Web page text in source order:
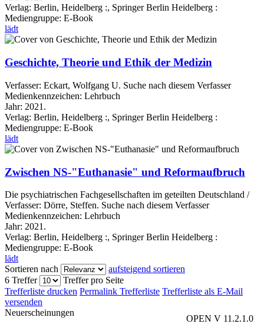
Verlag: Berlin, Heidelberg :, Springer Berlin Heidelberg :
Mediengruppe: E-Book
lädt
Geschichte, Theorie und Ethik der Medizin
Verfasser: Eckart, Wolfgang U. Suche nach diesem Verfasser
Medienkennzeichen: Lehrbuch
Jahr: 2021.
Verlag: Berlin, Heidelberg :, Springer Berlin Heidelberg :
Mediengruppe: E-Book
lädt
Zwischen NS-"Euthanasie" und Reformaufbruch
Die psychiatrischen Fachgesellschaften im geteilten Deutschland /
Verfasser: Dörre, Steffen. Suche nach diesem Verfasser
Medienkennzeichen: Lehrbuch
Jahr: 2021.
Verlag: Berlin, Heidelberg :, Springer Berlin Heidelberg :
Mediengruppe: E-Book
lädt
Sortieren nach
aufsteigend sortieren
6 Treffer
Treffer pro Seite
Trefferliste drucken Permalink Trefferliste Trefferliste als E-Mail
versenden
OPEN V 11.2.1.0
Neuerscheinungen